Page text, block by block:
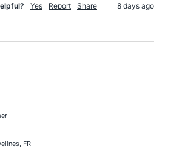
Yes Report Share 8 days ago
FR